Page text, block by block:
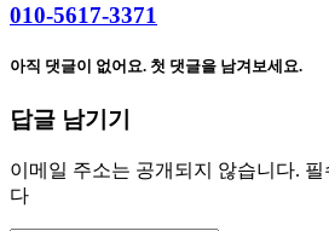
010-5617-3371
아직 댓글이 없어요. 첫 댓글을 남겨보세요.
답글 남기기
이메일 주소는 공개되지 않습니다. 필
다